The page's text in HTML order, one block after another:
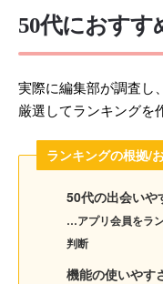
50代におすす
実際に編集部が調査し
厳選してランキングを
ランキングの根拠/
50代の出会いや
…アプリ会員をラ
判断
機能の使いやす